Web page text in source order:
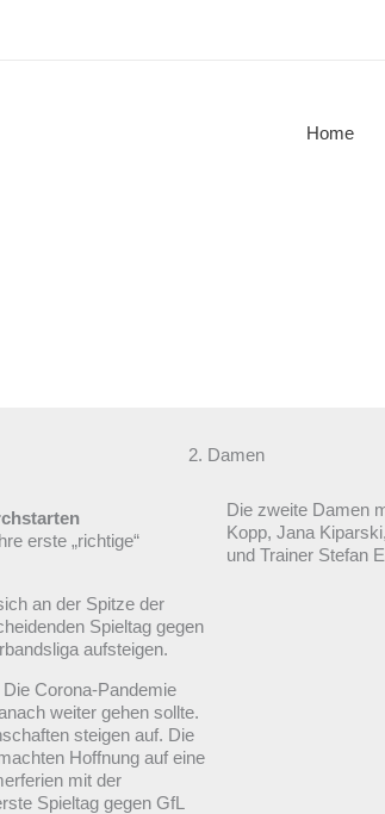
Home
2. Damen
erste „richtige“
an der Spitze der
Spieltag gegen
aufsteigen.
Corona-Pandemie
weiter gehen sollte.
steigen auf. Die
Hoffnung auf eine
mit der
Spieltag gegen GfL
Die zweite Damen
Kopp, Jana
und Trainer Stefan